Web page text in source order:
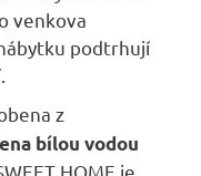
venkova
podtrhují
z
bílou vodou